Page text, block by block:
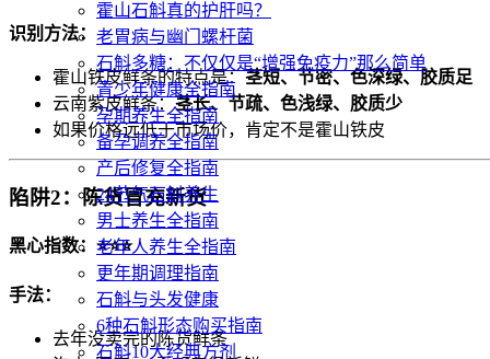
霍山石斛真的护肝吗？
老胃病与幽门螺杆菌
石斛多糖：不仅仅是“增强免疫力”那么简单
青少年健康全指南
孕期养生全指南
备孕调养全指南
产后修复全指南
24节气石斛养生
男士养生全指南
老年人养生全指南
更年期调理指南
石斛与头发健康
6种石斛形态购买指南
石斛10大经典方剂
识别方法：
霍山铁皮鲜条的特点是：茎短、节密、色深绿、胶质足
云南紫皮鲜条：茎长、节疏、色浅绿、胶质少
如果价格远低于市场价，肯定不是霍山铁皮
陷阱2：陈货冒充新货
黑心指数：⭐⭐⭐
手法：
去年没卖完的陈货鲜条